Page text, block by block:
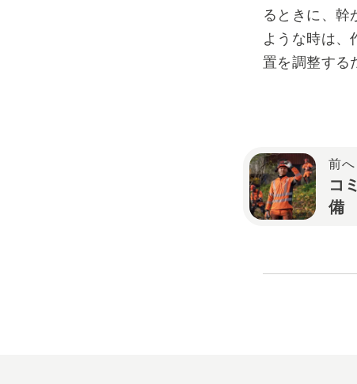
るときに、幹
ような時は、
置を調整する
前へ
コ
備